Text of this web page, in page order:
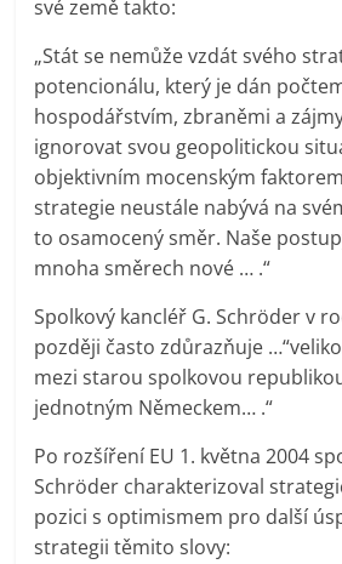
své země takto:
„Stát se nemůže vzdát svého
potencionálu, který je dán
hospodářstvím, zbraněmi a
ignorovat svou geopolitickou
objektivním mocenským
strategie neustále nabývá na
to osamocený směr. Naše
mnoha směrech nové … .“
Spolkový kancléř G. Schröder v
později často zdůrazňuje
mezi starou spolkovou
jednotným Německem… .“
Po rozšíření EU 1. května 2004
Schröder charakterizoval
pozici s optimismem pro další
strategii těmito slovy: